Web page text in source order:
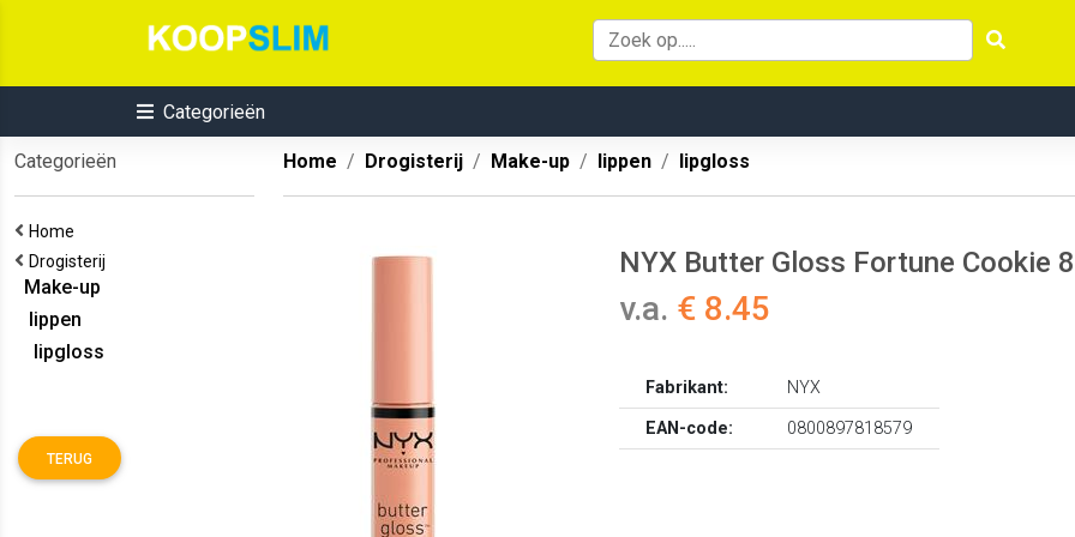
Categorieën
Categorieën
Home
Drogisterij
Make-up
lippen
lipgloss
TERUG
Home Drogisterij Make-up lippen lipgloss
NYX Butter Gloss Fortune Cookie
v.a. € 8.45
Fabrikant:
NYX
EAN-code:
0800897818579